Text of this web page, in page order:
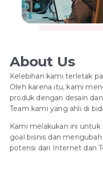
About Us
Kelebihan kami terletak
Oleh karena itu, kami
produk dengan desain
Team kami yang ahli di
Kami melakukan ini
goal bisnis dan
potensi dari Internet dan